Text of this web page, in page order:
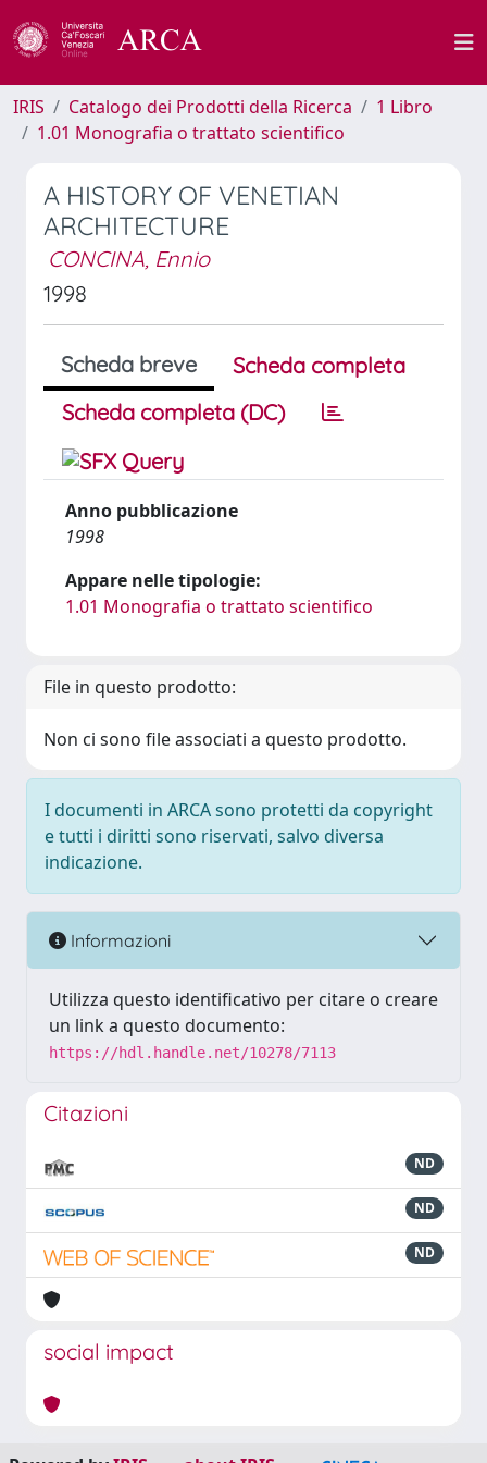
IRIS Catalogo dei Prodotti della Ricerca
1 Libro
1.01 Monografia o trattato scientifico
A HISTORY OF VENETIAN
ARCHITECTURE
CONCINA, Ennio
1998
Scheda breve
Scheda completa
Scheda completa (DC)
Anno pubblicazione
1998
Appare nelle tipologie:
1.01 Monografia o trattato scientifico
File in questo prodotto:
Non ci sono file associati a questo prodotto.
I documenti in ARCA sono protetti da copyright
e tutti i diritti sono riservati, salvo diversa
indicazione.
Informazioni
Utilizza questo identificativo per citare o creare
un link a questo documento:
https://hdl.handle.net/10278/7113
Citazioni
ND
ND
ND
social impact